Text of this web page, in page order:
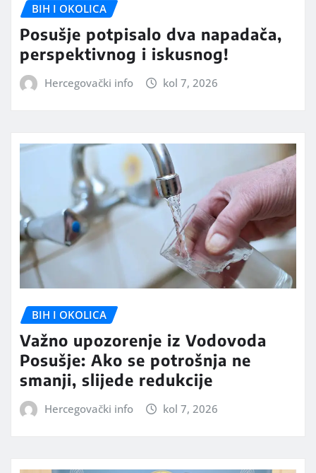
BIH I OKOLICA
Posušje potpisalo dva napadača,
perspektivnog i iskusnog!
Hercegovački info kol 7, 2026
BIH I OKOLICA
Važno upozorenje iz Vodovoda
Posušje: Ako se potrošnja ne
smanji, slijede redukcije
Hercegovački info kol 7, 2026